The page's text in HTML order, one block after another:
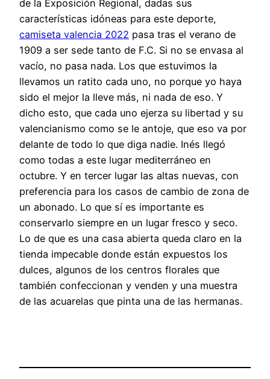
de la Exposición Regional, dadas sus
características idóneas para este deporte,
camiseta valencia 2022 pasa tras el verano de
1909 a ser sede tanto de F.C. Si no se envasa al
vacío, no pasa nada. Los que estuvimos la
llevamos un ratito cada uno, no porque yo haya
sido el mejor la lleve más, ni nada de eso. Y
dicho esto, que cada uno ejerza su libertad y su
valencianismo como se le antoje, que eso va por
delante de todo lo que diga nadie. Inés llegó
como todas a este lugar mediterráneo en
octubre. Y en tercer lugar las altas nuevas, con
preferencia para los casos de cambio de zona de
un abonado. Lo que sí es importante es
conservarlo siempre en un lugar fresco y seco.
Lo de que es una casa abierta queda claro en la
tienda impecable donde están expuestos los
dulces, algunos de los centros florales que
también confeccionan y venden y una muestra
de las acuarelas que pinta una de las hermanas.